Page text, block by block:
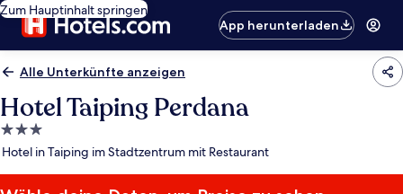
Zum Hauptinhalt springen
App herunterladen
Alle Unterkünfte anzeigen
Hotel Taiping Perdana
3.0-
Sterne-
Hotel in Taiping im Stadtzentrum mit Restaurant